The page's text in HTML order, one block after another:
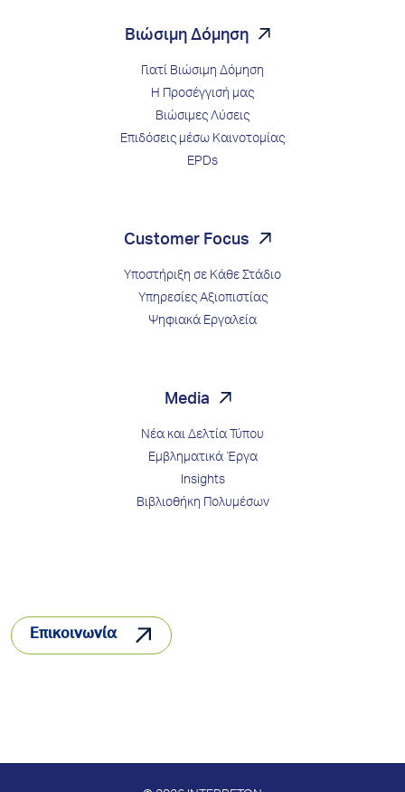
Βιώσιμη Δόμηση
Γιατί Βιώσιμη Δόμηση
Η Προσέγγισή μας
Βιώσιμες Λύσεις
Επιδόσεις μέσω Kαινοτομίας
EPDs
Customer Focus
Υποστήριξη σε Κάθε Στάδιο
Υπηρεσίες Αξιοπιστίας
Ψηφιακά Εργαλεία
Media
Νέα και Δελτία Τύπου
Εμβληματικά Έργα
Insights
Βιβλιοθήκη Πολυμέσων
Επικοινωνία